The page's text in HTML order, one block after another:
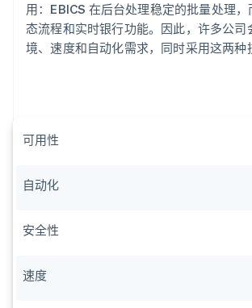
用：EBICS 在后台处理稳定的批量处理
态流程和实时银行功能。因此，许多公司
境、速度和自动化需求，同时采用这两种
可用性
自动化
安全性
速度